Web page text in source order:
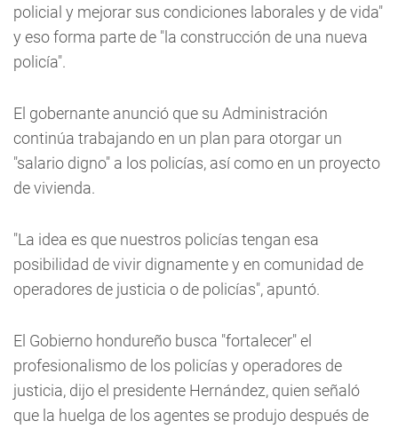
policial y mejorar sus condiciones laborales y de vida"
y eso forma parte de "la construcción de una nueva
policía".
El gobernante anunció que su Administración
continúa trabajando en un plan para otorgar un
"salario digno" a los policías, así como en un proyecto
de vivienda.
"La idea es que nuestros policías tengan esa
posibilidad de vivir dignamente y en comunidad de
operadores de justicia o de policías", apuntó.
El Gobierno hondureño busca "fortalecer" el
profesionalismo de los policías y operadores de
justicia, dijo el presidente Hernández, quien señaló
que la huelga de los agentes se produjo después de